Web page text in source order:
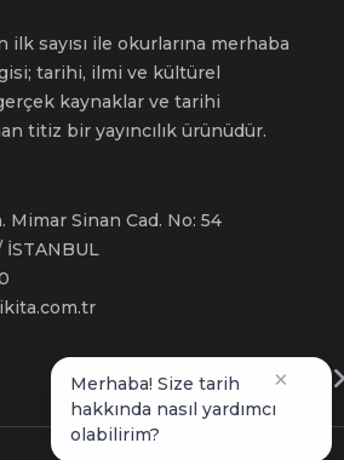
ilk sayısı ile okurlarına merhaba
tarihi, ilmi ve kültürel
kaynaklar ve tarihi
titiz bir yayıncılık ürünüdür.
Mimar Sinan Cad. No: 54
İSTANBUL
×
Merhaba! Size tarih
hakkında nasıl yardımcı
olabilirim?